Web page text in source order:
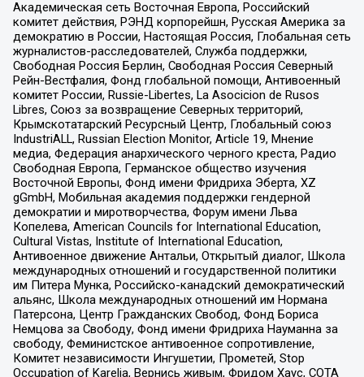
Академическая сеть Восточная Европа, Российский
комитет действия, РЭНД корпорейшн, Русская Америка за
демократию в России, Настоящая Россия, Глобальная сеть
журналистов-расследователей, Служба поддержки,
Свободная Россия Берлин, Свободная Россия Северный
Рейн-Вестфалия, Фонд глобальной помощи, Антивоенный
комитет России, Russie-Libertes, La Asocicion de Rusos
Libres, Союз за возвращение Северных территорий,
Крымскотатарский Ресурсный Центр, Глобальный союз
IndustriALL, Russian Election Monitor, Article 19, Мнение
медиа, Федерация анархического черного креста, Радио
Свободная Европа, Германское общество изучения
Восточной Европы, Фонд имени Фридриха Эберта, XZ
gGmbH, Мобильная академия поддержки гендерной
демократии и миротворчества, Форум имени Льва
Копелева, American Councils for International Education,
Cultural Vistas, Institute of International Education,
Антивоенное движение Антальи, Открытый диалог, Школа
международных отношений и государственной политики
им Питера Мунка, Российско-канадский демократический
альянс, Школа международных отношений им Нормана
Патерсона, Центр Гражданских Свобод, Фонд Бориса
Немцова за Свободу, Фонд имени Фридриха Науманна за
свободу, Феминистское антивоенное сопротивление,
Комитет независимости Ингушетии, Прометей, Stop
Occupation of Karelia, Вернись живым, Фридом Хаус, СОТА